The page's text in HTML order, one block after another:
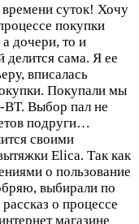
суток! Хочу
покупки
дочери, то и
делится сама. Я ее
вписалась
Покупали мы
BT. Выбор пал не
подруги…
своими
Elica. Так как
о пользование
выбирали по
о процессе
магазине